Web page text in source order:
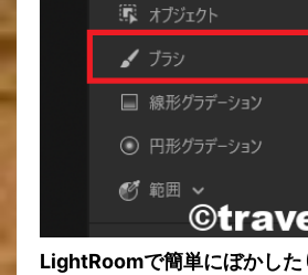
LightRoomで簡単にぼかした